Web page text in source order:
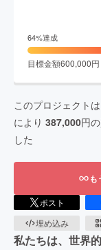
64%達成
目標金額600,000円
このプロジェクトは
により 387,000円
した
も
ポスト
埋め込み
私たちは、世界